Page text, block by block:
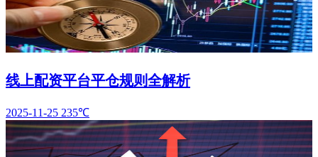
线上配资平台平仓规则全解析
2025-11-25 235℃